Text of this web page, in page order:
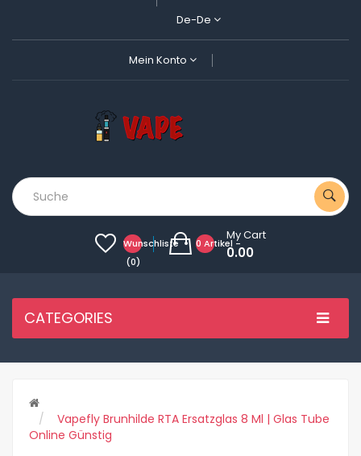
De-De
Mein Konto
Wunschliste
(0)
0 Artikel -
My Cart
0.00
CATEGORIES
Vapefly Brunhilde RTA Ersatzglas 8 Ml | Glas Tube
Online Günstig